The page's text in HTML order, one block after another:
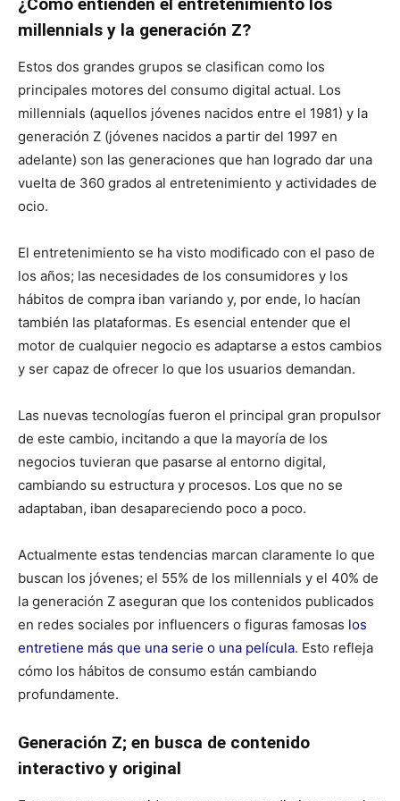
millennials y la generación Z?
Estos dos grandes grupos se clasifican como los
principales motores del consumo digital actual. Los
millennials (aquellos jóvenes nacidos entre el 1981) y la
generación Z (jóvenes nacidos a partir del 1997 en
adelante) son las generaciones que han logrado dar una
vuelta de 360 grados al entretenimiento y actividades de
ocio.
El entretenimiento se ha visto modificado con el paso de
los años; las necesidades de los consumidores y los
hábitos de compra iban variando y, por ende, lo hacían
también las plataformas. Es esencial entender que el
motor de cualquier negocio es adaptarse a estos cambios
y ser capaz de ofrecer lo que los usuarios demandan.
Las nuevas tecnologías fueron el principal gran propulsor
de este cambio, incitando a que la mayoría de los
negocios tuvieran que pasarse al entorno digital,
cambiando su estructura y procesos. Los que no se
adaptaban, iban desapareciendo poco a poco.
Actualmente estas tendencias marcan claramente lo que
buscan los jóvenes; el 55% de los millennials y el 40% de
la generación Z aseguran que los contenidos publicados
en redes sociales por influencers o figuras famosas los
entretiene más que una serie o una película. Esto refleja
cómo los hábitos de consumo están cambiando
profundamente.
Generación Z; en busca de contenido
interactivo y original